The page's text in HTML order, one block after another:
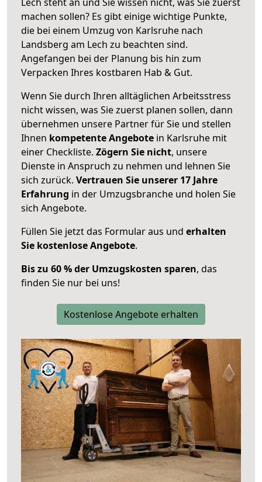
machen sollen? Es gibt einige wichtige Punkte,
die bei einem Umzug von Karlsruhe nach
Landsberg am Lech zu beachten sind.
Angefangen bei der Planung bis hin zum
Verpacken Ihres kostbaren Hab & Gut.
Wenn Sie durch Ihren alltäglichen Arbeitsstress
nicht wissen, was Sie zuerst planen sollen, dann
übernehmen unsere Partner für Sie und stellen
Ihnen kompetente Angebote in Karlsruhe mit
einer Checkliste. Zögern Sie nicht, unsere
Dienste in Anspruch zu nehmen und lehnen Sie
sich zurück. Vertrauen Sie unserer 17 Jahre
Erfahrung in der Umzugsbranche und holen Sie
sich Angebote.
Füllen Sie jetzt das Formular aus und erhalten
Sie kostenlose Angebote.
Bis zu 60 % der Umzugskosten sparen, das
finden Sie nur bei uns!
Kostenlose Angebote erhalten